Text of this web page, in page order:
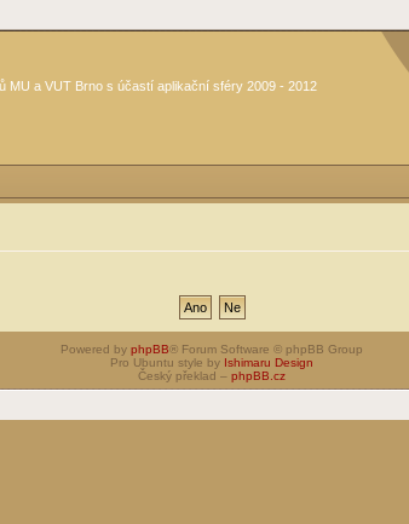
MU a VUT Brno s účastí aplikační sféry 2009 - 2012
Powered by phpBB® Forum Software © phpBB Group
Pro Ubuntu style by Ishimaru Design
Český překlad – phpBB.cz